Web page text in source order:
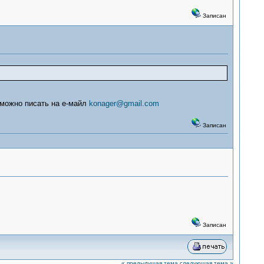
Записан
писать на е-майл konager@gmail.com
Записан
Записан